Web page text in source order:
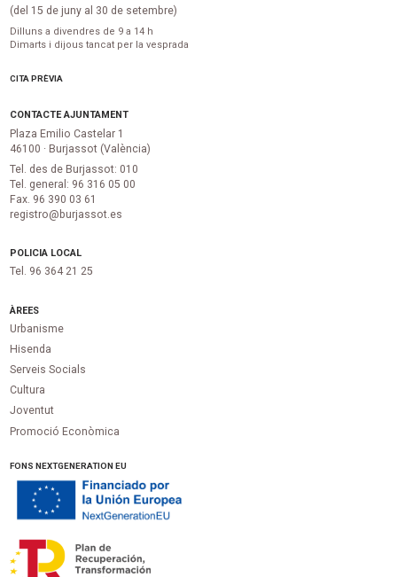
(del 15 de juny al 30 de setembre)
Dilluns a divendres de 9 a 14 h
Dimarts i dijous tancat per la vesprada
CITA PRÈVIA
CONTACTE AJUNTAMENT
Plaza Emilio Castelar 1
46100 · Burjassot (València)
Tel. des de Burjassot: 010
Tel. general: 96 316 05 00
Fax. 96 390 03 61
registro@burjassot.es
POLICIA LOCAL
Tel. 96 364 21 25
ÀREES
Urbanisme
Hisenda
Serveis Socials
Cultura
Joventut
Promoció Econòmica
FONS NEXTGENERATION EU